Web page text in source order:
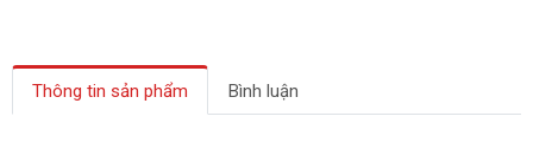
Thông tin sản phẩm Bình luận